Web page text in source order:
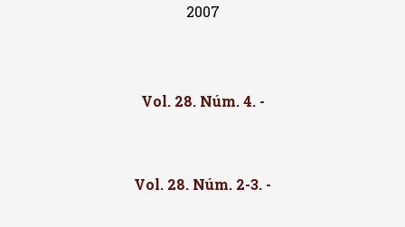
2007
Vol. 28. Núm. 4. -
Vol. 28. Núm. 2-3. -